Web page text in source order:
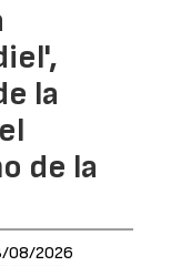
la
de la
08/2026